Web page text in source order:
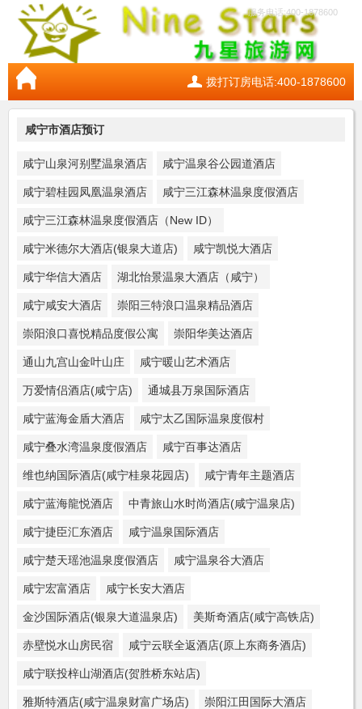
服务电话:400-1878600
拨打订房电话:400-1878600
咸宁市酒店预订
咸宁山泉河别墅温泉酒店 咸宁温泉谷公园道酒店
咸宁碧桂园凤凰温泉酒店 咸宁三江森林温泉度假酒店
咸宁三江森林温泉度假酒店（New ID）
咸宁米德尔大酒店(银泉大道店) 咸宁凯悦大酒店
咸宁华信大酒店 湖北怡景温泉大酒店（咸宁）
咸宁咸安大酒店 崇阳三特浪口温泉精品酒店
崇阳浪口喜悦精品度假公寓 崇阳华美达酒店
通山九宫山金叶山庄 咸宁暖山艺术酒店
万爱情侣酒店(咸宁店) 通城县万泉国际酒店
咸宁蓝海金盾大酒店 咸宁太乙国际温泉度假村
咸宁叠水湾温泉度假酒店 咸宁百事达酒店
维也纳国际酒店(咸宁桂泉花园店) 咸宁青年主题酒店
咸宁蓝海龍悦酒店 中青旅山水时尚酒店(咸宁温泉店)
咸宁捷臣汇东酒店 咸宁温泉国际酒店
咸宁楚天瑶池温泉度假酒店 咸宁温泉谷大酒店
咸宁宏富酒店 咸宁长安大酒店
金沙国际酒店(银泉大道温泉店) 美斯奇酒店(咸宁高铁店)
赤壁悦水山房民宿 咸宁云联全返酒店(原上东商务酒店)
咸宁联投梓山湖酒店(贺胜桥东站店)
雅斯特酒店(咸宁温泉财富广场店) 崇阳江田国际大酒店